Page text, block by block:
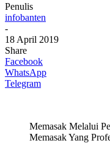
Penulis
infobanten
-
18 April 2019
Share
Facebook
WhatsApp
Telegram
Memasak Melalui
Memasak Yang